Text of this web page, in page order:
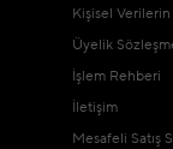
Kişisel Verilerin
Üyelik
İşlem Rehberi
İletişim
Mesafeli Satış